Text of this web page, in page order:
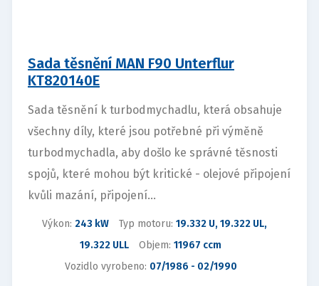
Sada těsnění MAN F90 Unterflur
KT820140E
Sada těsnění k turbodmychadlu, která obsahuje
všechny díly, které jsou potřebné při výměně
turbodmychadla, aby došlo ke správné těsnosti
spojů, které mohou být kritické - olejové připojení
kvůli mazání, připojení...
Výkon: 243 kW Typ motoru: 19.332 U, 19.322 UL,
19.322 ULL
Objem: 11967 ccm
Vozidlo vyrobeno: 07/1986 - 02/1990